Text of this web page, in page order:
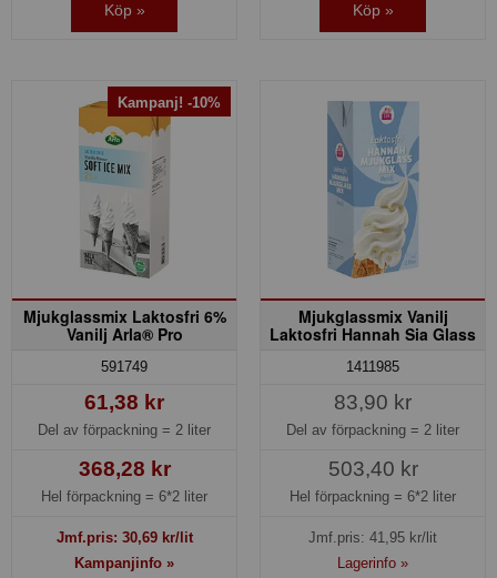
Köp » Köp »
Kampanj! -10%
Mjukglassmix Laktosfri 6%
Vanilj Arla® Pro
591749
61,38 kr
Del av förpackning = 2 liter
368,28 kr
Hel förpackning = 6*2 liter
Jmf.pris: 30,69kr/lit
Kampanjinfo »
Mjukglassmix Vanilj
Laktosfri Hannah Sia Glass
1411985
83,90 kr
Del av förpackning = 2 liter
503,40 kr
Hel förpackning = 6*2 liter
Jmf.pris: 41,95 kr/lit
Lagerinfo »